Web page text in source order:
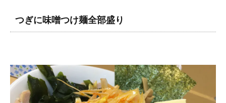
つぎに味噌つけ麺全部盛り